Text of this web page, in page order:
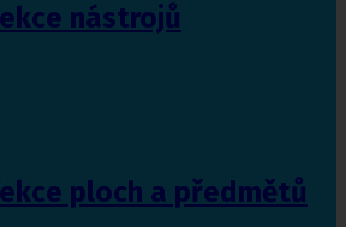
nástrojů
ploch a předmětů